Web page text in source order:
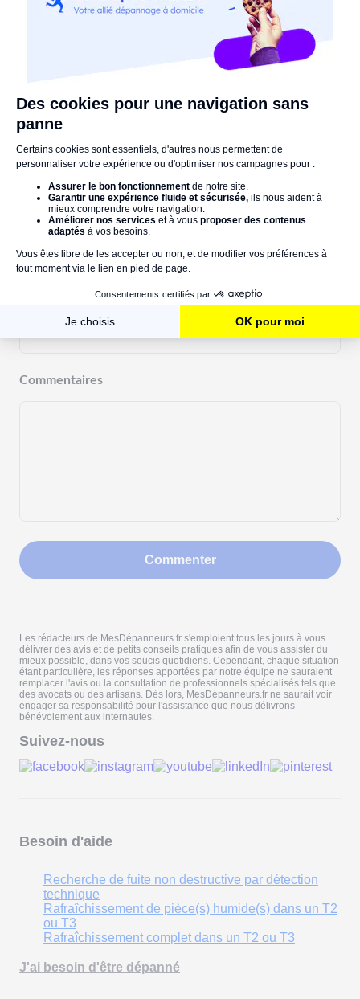
orage
Intempéries
assurance
Commentaires :
Commentaires
Commenter
Les rédacteurs de MesDépanneurs.fr s'emploient tous les jours à vous
délivrer des avis et de petits conseils pratiques afin de vous assister du
mieux possible, dans vos soucis quotidiens. Cependant, chaque situation
étant particulière, les réponses apportées par notre équipe ne sauraient
remplacer l'avis ou la consultation de professionnels spécialisés tels que
des avocats ou des artisans. Dès lors, MesDépanneurs.fr ne saurait voir
engager sa responsabilité pour l'assistance que nous délivrons
bénévolement aux internautes.
Suivez-nous
Besoin d'aide
Recherche de fuite non destructive par détection
technique
Rafraîchissement de pièce(s) humide(s) dans un T2
ou T3
Rafraîchissement complet dans un T2 ou T3
J'ai besoin d'être dépanné